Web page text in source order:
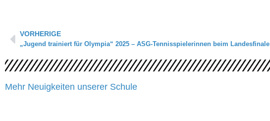
Zurück
VORHERIGE
„Jugend trainiert für Olympia“ 2025 – ASG-Tennisspielerinnen beim Landesfinale
Mehr Neuigkeiten unserer Schule